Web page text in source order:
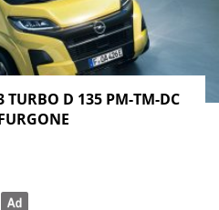
TURBO D 135 PM-TM-DC